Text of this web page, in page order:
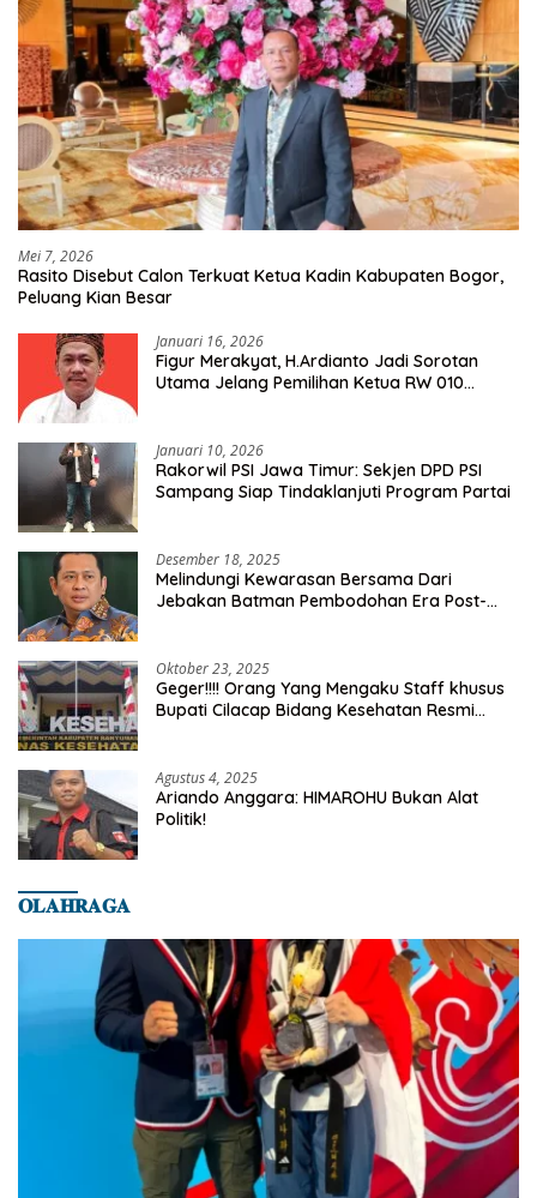
Mei 7, 2026
Rasito Disebut Calon Terkuat Ketua Kadin Kabupaten Bogor,
Peluang Kian Besar
Januari 16, 2026
Figur Merakyat, H.Ardianto Jadi Sorotan
Utama Jelang Pemilihan Ketua RW 010
Januari 10, 2026
Rakorwil PSI Jawa Timur: Sekjen DPD PSI
Sampang Siap Tindaklanjuti Program Partai
Desember 18, 2025
Melindungi Kewarasan Bersama Dari
Jebakan Batman Pembodohan Era Post-
Oktober 23, 2025
Geger!!!! Orang Yang Mengaku Staff khusus
Bupati Cilacap Bidang Kesehatan Resmi
Agustus 4, 2025
Ariando Anggara: HIMAROHU Bukan Alat
Politik!
𝐎𝐋𝐀𝐇𝐑𝐀𝐆𝐀